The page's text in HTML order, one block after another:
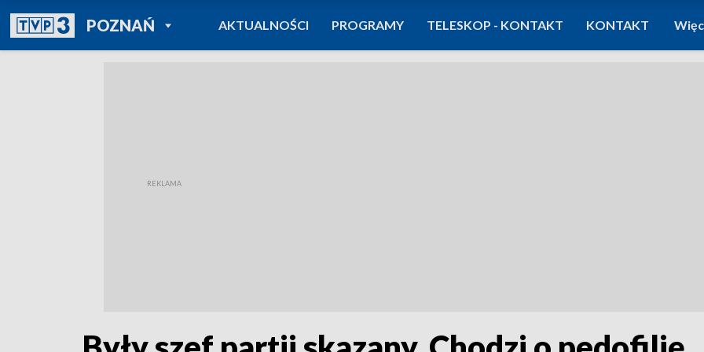
POZNAŃPOWRÓT DO
TVP REGIONY
AKTUALNOŚCI PROGRAMY TELESKOP - KONTAKT KONTAKT